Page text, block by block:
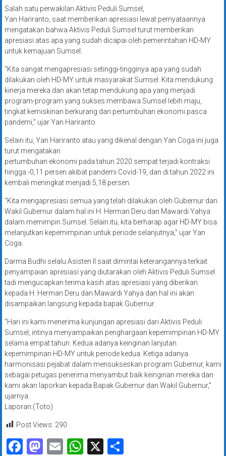
Salah satu perwakilan Aktivis Peduli Sumsel,
Yan Hariranto, saat memberikan apresiasi lewat pernyataannya
mengatakan bahwa Aktivis Peduli Sumsel turut memberikan
apresiasi atas apa yang sudah dicapai oleh pemerintahan HD-MY
untuk kemajuan Sumsel.
“Kita sangat mengapresiasi setinggi-tingginya apa yang sudah
dilakukan oleh HD-MY untuk masyarakat Sumsel. Kita mendukung
kinerja mereka dan akan tetap mendukung apa yang menjadi
program-program yang sukses membawa Sumsel lebih maju,
tingkat kemiskinan berkurang dan pertumbuhan ekonomi pasca
pandemi,” ujar Yan Hariranto.
Selain itu, Yan Hariranto atau yang dikenal dengan Yan Coga ini juga
turut mengatakan
pertumbuhan ekonomi pada tahun 2020 sempat terjadi kontraksi
hingga -0,11 persen akibat pandemi Covid-19, dan di tahun 2022 ini
kembali meningkat menjadi 5,18 persen.
“Kita mengapresiasi semua yang telah dilakukan oleh Gubernur dan
Wakil Gubernur dalam hal ini H. Herman Deru dan Mawardi Yahya
dalam memimpin Sumsel. Selain itu, kita berharap agar HD-MY bisa
melanjutkan kepemimpinan untuk periode selanjutnya,” ujar Yan
Coga.
Darma Budhi selalu Asisten II saat dimintai keterangannya terkait
penyampaian apresiasi yang diutarakan oleh Aktivis Peduli Sumsel
tadi mengucapkan terima kasih atas apresiasi yang diberikan
kepada H. Herman Deru dan Mawardi Yahya dan hal ini akan
disampaikan langsung kepada bapak Gubernur.
“Hari ini kami menerima kunjungan apresiasi dari Aktivis Peduli
Sumsel, intinya menyampaikan penghargaan kepemimpinan HD-MY
selama empat tahun. Kedua adanya keinginan lanjutan
kepemimpinan HD-MY untuk periode kedua. Ketiga adanya
harmonisasi pejabat dalam mensukseskan program Gubernur, kami
sebagai petugas penerima menyambut baik keinginan mereka dan
kami akan laporkan kepada Bapak Gubernur dan Wakil Gubernur,”
ujarnya.
Laporan:(Toto)
Post Views: 290
Facebook
Mastodon
EmailWhatsApp
X Share